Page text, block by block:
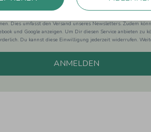
zur Datennutzung für Marketingzwecke: Hiermit
Dies umfasst den Versand unseres Newsletters. Zudem
und Google anzeigen. Um Dir diesen Service anbieten
Du kannst diese Einwilligung jederzeit widerrufen.
ANMELDEN